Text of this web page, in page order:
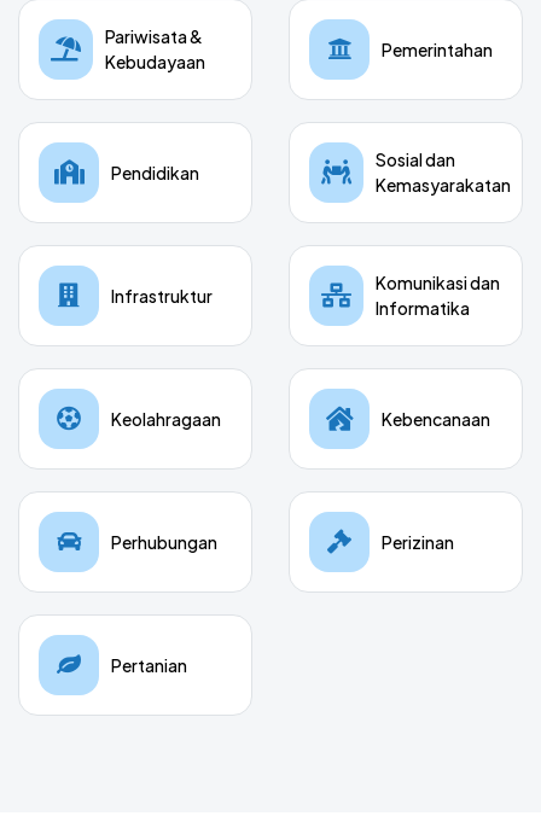
Pariwisata &
Kebudayaan
Pemerintahan
Pendidikan
Sosial dan
Kemasyarakatan
Infrastruktur
Komunikasi dan
Informatika
Keolahragaan Kebencanaan
Perhubungan Perizinan
Pertanian